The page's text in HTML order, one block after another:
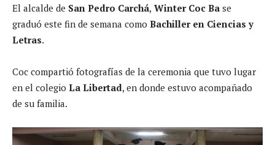
El alcalde de San Pedro Carchá, Winter Coc Ba se
graduó este fin de semana como Bachiller en Ciencias y
Letras.
Coc compartió fotografías de la ceremonia que tuvo lugar
en el colegio La Libertad, en donde estuvo acompañado
de su familia.